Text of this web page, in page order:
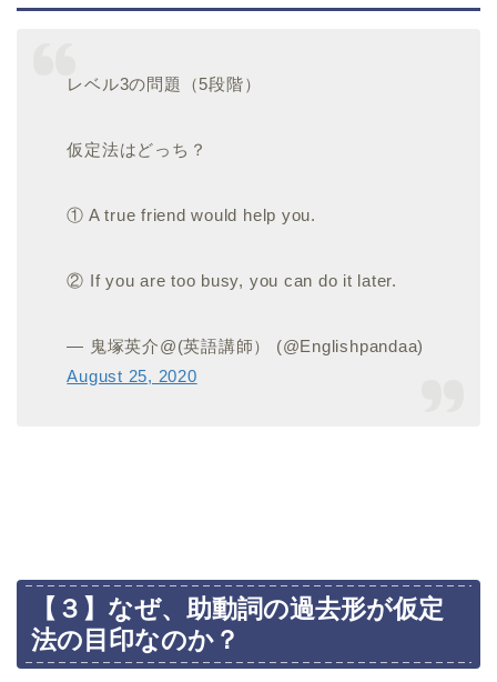
レベル3の問題（5段階）
仮定法はどっち？
① A true friend would help you.
② If you are too busy, you can do it later.
— 鬼塚英介@(英語講師） (@Englishpandaa)
August 25, 2020
【３】なぜ、助動詞の過去形が仮定
法の目印なのか？